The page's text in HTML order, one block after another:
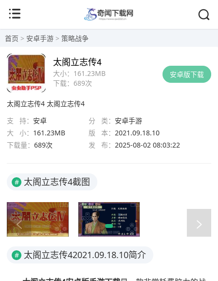
首页 > 安卓手游 > 策略战争
安卓版下载
大小： 161.23MB
下载： 689次
太阁立志传4
太阁立志传4 太阁立志传4
支 持： 安卓 分 类： 安卓手游
大 小： 161.23MB 版 本： 2021.09.18.10
下载量： 689次 发 布： 2025-08-02 08:03:22
# 太阁立志传4截图
# 太阁立志传42021.09.18.10简介